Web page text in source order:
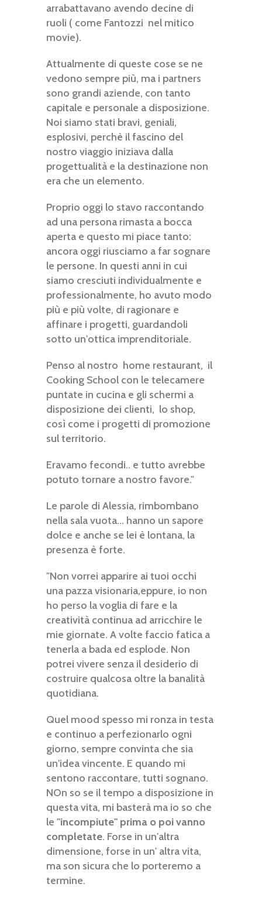
arrabattavano avendo decine di
ruoli ( come Fantozzi nel mitico
movie).
Attualmente di queste cose se ne
vedono sempre più, ma i partners
sono grandi aziende, con tanto
capitale e personale a disposizione.
Noi siamo stati bravi, geniali,
esplosivi, perchè il fascino del
nostro viaggio iniziava dalla
progettualità e la destinazione non
era che un elemento.
Proprio oggi lo stavo raccontando
ad una persona rimasta a bocca
aperta e questo mi piace tanto:
ancora oggi riusciamo a far sognare
le persone. In questi anni in cui
siamo cresciuti individualmente e
professionalmente, ho avuto modo
più e più volte, di ragionare e
affinare i progetti, guardandoli
sotto un'ottica imprenditoriale.
Penso al nostro home restaurant, il
Cooking School con le telecamere
puntate in cucina e gli schermi a
disposizione dei clienti, lo shop,
così come i progetti di promozione
sul territorio.
Eravamo fecondi.. e tutto avrebbe
potuto tornare a nostro favore."
Le parole di Alessia, rimbombano
nella sala vuota... hanno un sapore
dolce e anche se lei è lontana, la
presenza è forte.
"Non vorrei apparire ai tuoi occhi
una pazza visionaria,eppure, io non
ho perso la voglia di fare e la
creatività continua ad arricchire le
mie giornate. A volte faccio fatica a
tenerla a bada ed esplode. Non
potrei vivere senza il desiderio di
costruire qualcosa oltre la banalità
quotidiana.
Quel mood spesso mi ronza in testa
e continuo a perfezionarlo ogni
giorno, sempre convinta che sia
un'idea vincente. E quando mi
sentono raccontare, tutti sognano.
NOn so se il tempo a disposizione in
questa vita, mi basterà ma io so che
le"incompiute" prima o poi vanno
completate. Forse in un'altra
dimensione, forse in un' altra vita,
ma son sicura che lo porteremo a
termine.